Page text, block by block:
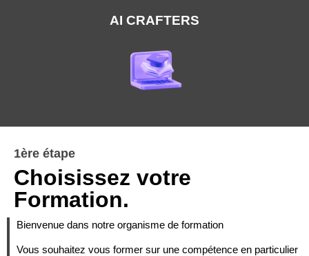
AI CRAFTERS
1ère étape
Choisissez votre
Formation.
Bienvenue dans notre organisme de formation
Vous souhaitez vous former sur une compétence en particulier